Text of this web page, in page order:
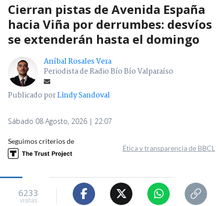
Cierran pistas de Avenida España
hacia Viña por derrumbes: desvíos
se extenderán hasta el domingo
Aníbal Rosales Vera
Periodista de Radio Bío Bío Valparaíso
Publicado porLindy Sandoval
Sábado 08 Agosto, 2026 | 22:07
Seguimos criterios de
Ética y transparencia de BBCL
6233
visitas